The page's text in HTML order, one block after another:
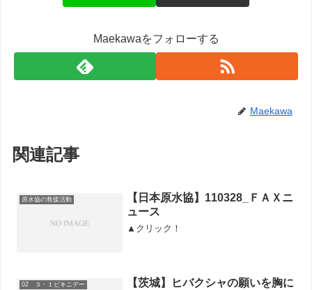
Maekawaをフォローする
Maekawa
関連記事
原水協の救援活動
【日本原水協】110328_ＦＡＸニ
ュース
▲クリック！
02 ３・１ビキニデー
【茨城】ヒバクシャの願いを胸に